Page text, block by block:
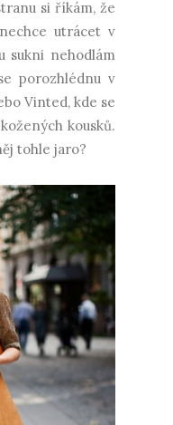
si říkám, že
utrácet v
sukni nehodlám
porozhlédnu v
Vinted, kde se
kousků.
tohle jaro?